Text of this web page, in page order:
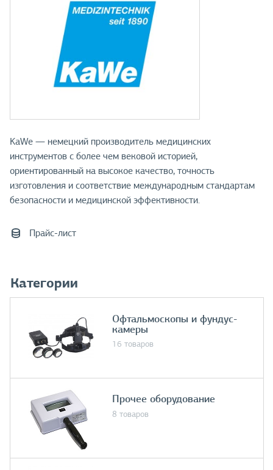
KaWe — немецкий производитель медицинских
инструментов с более чем вековой историей,
ориентированный на высокое качество, точность
изготовления и соответствие международным стандартам
безопасности и медицинской эффективности.
Прайс-лист
Категории
Офтальмоскопы и фундус-
камеры
16 товаров
Прочее оборудование
8 товаров